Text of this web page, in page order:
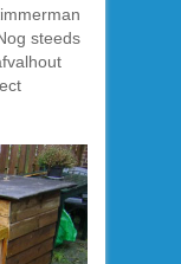
steeds